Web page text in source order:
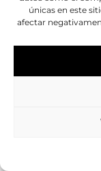
únicas en este
afectar